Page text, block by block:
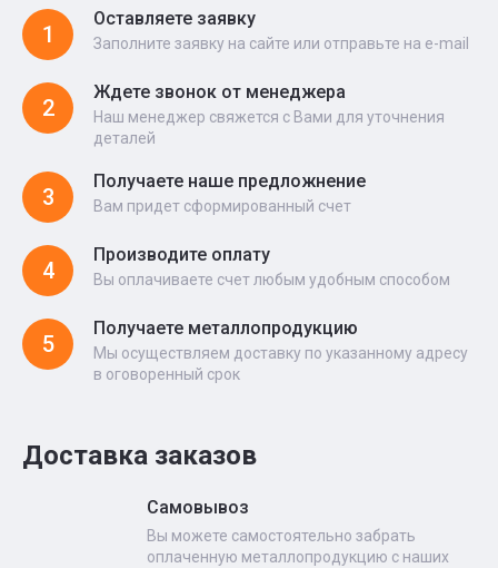
1
Оставляете заявку
Заполните заявку на сайте или отправьте на e-mail
2
Ждете звонок от менеджера
Наш менеджер свяжется с Вами для уточнения
деталей
3
Получаете наше предложнение
Вам придет сформированный счет
4
Производите оплату
Вы оплачиваете счет любым удобным способом
5
Получаете металлопродукцию
Мы осуществляем доставку по указанному адресу
в оговоренный срок
Доставка заказов
Самовывоз
Вы можете самостоятельно забрать
оплаченную металлопродукцию с наших